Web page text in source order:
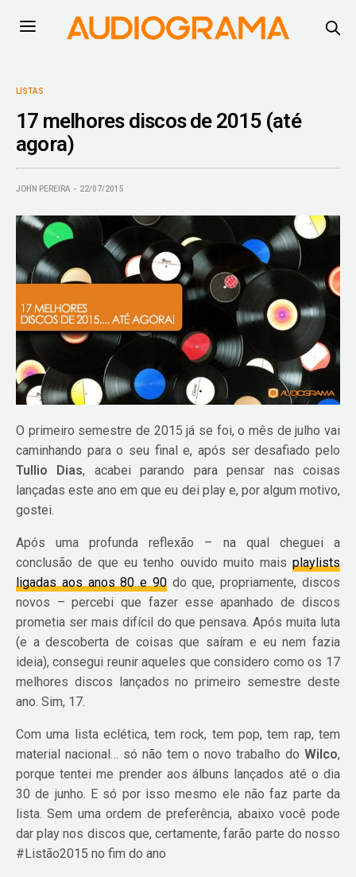
LISTAS
17 melhores discos de 2015 (até
agora)
JOHN PEREIRA 22/07/2015
O primeiro semestre de 2015 já se foi, o mês de julho vai
caminhando para o seu final e, após ser desafiado pelo
Tullio Dias, acabei parando para pensar nas coisas
lançadas este ano em que eu dei play e, por algum motivo,
gostei.
Após uma profunda reflexão – na qual cheguei a
conclusão de que eu tenho ouvido muito mais playlists
ligadas aos anos 80 e 90do que, propriamente, discos
novos – percebi que fazer esse apanhado de discos
prometia ser mais difícil do que pensava. Após muita luta
(e a descoberta de coisas que saíram e eu nem fazia
ideia), consegui reunir aqueles que considero como os 17
melhores discos lançados no primeiro semestre deste
ano. Sim, 17.
Com uma lista eclética, tem rock, tem pop, tem rap, tem
material nacional… só não tem o novo trabalho do Wilco,
porque tentei me prender aos álbuns lançados até o dia
30 de junho. E só por isso mesmo ele não faz parte da
lista. Sem uma ordem de preferência, abaixo você pode
dar play nos discos que, certamente, farão parte do nosso
#Listão2015 no fim do ano